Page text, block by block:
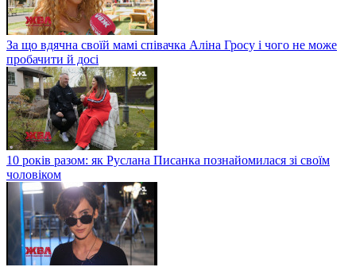
За що вдячна своїй мамі співачка Аліна Гросу і чого не може
пробачити й досі
10 років разом: як Руслана Писанка познайомилася зі своїм
чоловіком